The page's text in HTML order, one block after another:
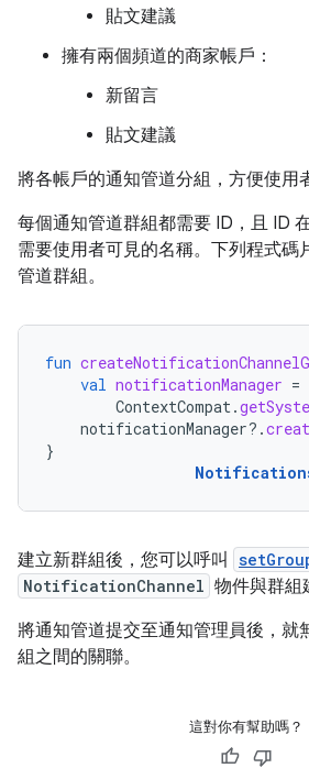
貼文建議
擁有兩個頻道的商家帳戶：
新留言
貼文建議
將各帳戶的通知管道分組，方便使用
每個通知管道群組都需要 ID，且 ID
需要使用者可見的名稱。下列程式碼
管道群組。
fun
val notificationManager =
ContextCompat.
notificationManager?.
}
建立新群組後，您可以呼叫
NotificationChannel 物件與群組
將通知管道提交至通知管理員後，就
組之間的關聯。
這對你有幫助嗎？